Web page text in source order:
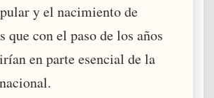
y el nacimiento de
que con el paso de los años
en parte esencial de la